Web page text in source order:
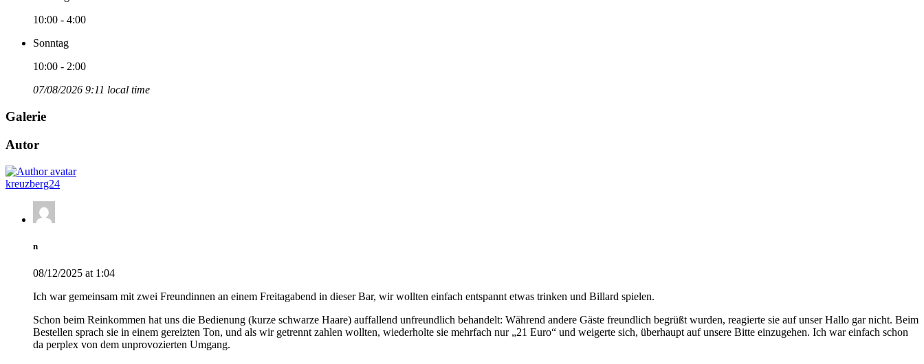
10:00 - 4:00
Sonntag
10:00 - 2:00
07/08/2026 9:11 local time
Galerie
Autor
kreuzberg24
n
08/12/2025 at 1:04
Ich war gemeinsam mit zwei Freundinnen an einem Freitagabend in dieser Bar, wir wollten einfach entspannt etwas trinken und Billard spielen.
Schon beim Reinkommen hat uns die Bedienung (kurze schwarze Haare) auffallend unfreundlich behandelt: Während andere Gäste freundlich begrüßt wurden, reagierte sie auf unser Hallo gar nicht. Beim
Bestellen sprach sie in einem gereizten Ton, und als wir getrennt zahlen wollten, wiederholte sie mehrfach nur „21 Euro“ und weigerte sich, überhaupt auf unsere Bitte einzugehen. Ich war einfach schon
da perplex von dem unprovozierten Umgang.